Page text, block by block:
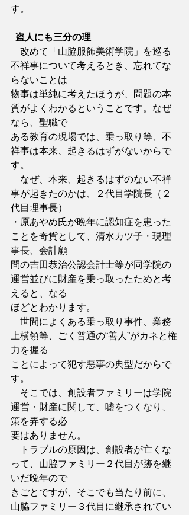
す。
盗人にも三分の理
改めて「山脇服飾美術学院」を巡る
不祥事について考えるとき、忘れてな
らないことは
物事は単純に考えたほうが、問題の本
質がよくわかるということです。なぜ
なら、聖職で
ある教育の現場では、乗っ取り等、不
祥事は本来、起きるはずがないからで
す。
なぜ、本来、起きるはずのない不祥
事が起きたのかは、２代目学院長（２
代目理事長）
・原あやめ氏が晩年に認知症を患った
ことを奇貨として、清水カツ子・現理
事長、会計顧
問の吉田恭治公認会計士等が同学院の
運営並びに財産を乗っ取ったためと考
えると、なる
ほどとわかります。
世間によくある乗っ取り事件、業務
上横領等、ごく普通の“善人”がカネと権
力を握る
ことによって犯す悪事の典型だからで
す。
そこでは、創設者ファミリーは学院
運営・財産に関して、嘘をつくなり、
策を弄する必
要はありません。
トラブルの原因は、創設者が亡くな
って、山脇ファミリー２代目が跡を継
いだ晩年ので
きごとですが、そこでも当たり前に、
山脇ファミリー３代目に継承されてい